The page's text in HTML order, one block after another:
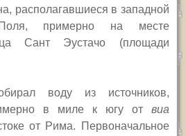
располагавшиеся в западной
примерно на месте
Сант Эустачо (площади
воду из источников,
в миле к югу от виа
от Рима. Первоначальное